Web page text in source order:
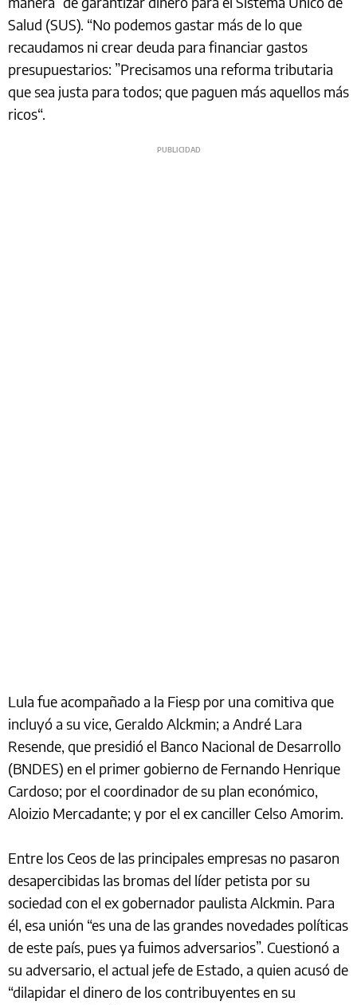
Salud (SUS). “No podemos gastar más de lo que
recaudamos ni crear deuda para financiar gastos
presupuestarios: ”Precisamos una reforma tributaria
que sea justa para todos; que paguen más aquellos más
ricos“.
Lula fue acompañado a la Fiesp por una comitiva que
incluyó a su vice, Geraldo Alckmin; a André Lara
Resende, que presidió el Banco Nacional de Desarrollo
(BNDES) en el primer gobierno de Fernando Henrique
Cardoso; por el coordinador de su plan económico,
Aloizio Mercadante; y por el ex canciller Celso Amorim.
Entre los Ceos de las principales empresas no pasaron
desapercibidas las bromas del líder petista por su
sociedad con el ex gobernador paulista Alckmin. Para
él, esa unión “es una de las grandes novedades políticas
de este país, pues ya fuimos adversarios”. Cuestionó a
su adversario, el actual jefe de Estado, a quien acusó de
“dilapidar el dinero de los contribuyentes en su